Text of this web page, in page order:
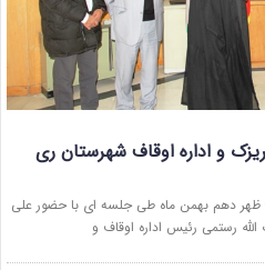
و اداره اوقاف شهرستان ری
ظهر دهم بهمن ماه طی جلسه ای با حضور علی
رستمی رئیس اداره اوقاف و